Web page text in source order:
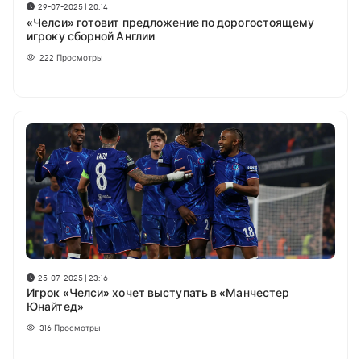
29-07-2025 | 20:14
«Челси» готовит предложение по дорогостоящему
игроку сборной Англии
222 Просмотры
25-07-2025 | 23:16
Игрок «Челси» хочет выступать в «Манчестер
Юнайтед»
316 Просмотры